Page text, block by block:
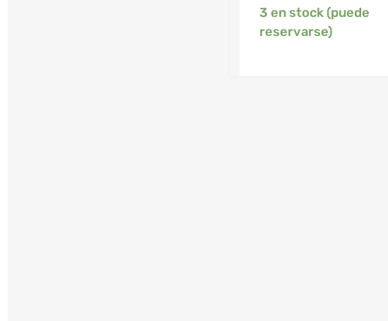
3 en stock (puede
reservarse)